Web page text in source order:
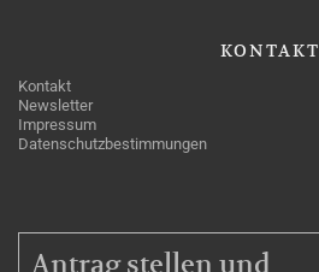
KONTAKT
Kontakt
Newsletter
Impressum
Datenschutzbestimmungen
MITGLIEDSCHAFT
Antrag stellen und